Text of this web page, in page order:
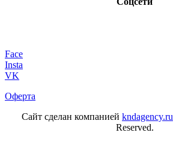
Face
Insta
VK
Оферта
Сайт сделан компанией kndagency.ru
Reserved.